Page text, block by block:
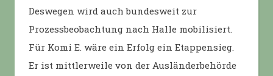
Deswegen wird auch bundesweit zur
Prozessbeobachtung nach Halle mobilisiert.
Für Komi E. wäre ein Erfolg ein Etappensieg.
Er ist mittlerweile von der Ausländerbehörde